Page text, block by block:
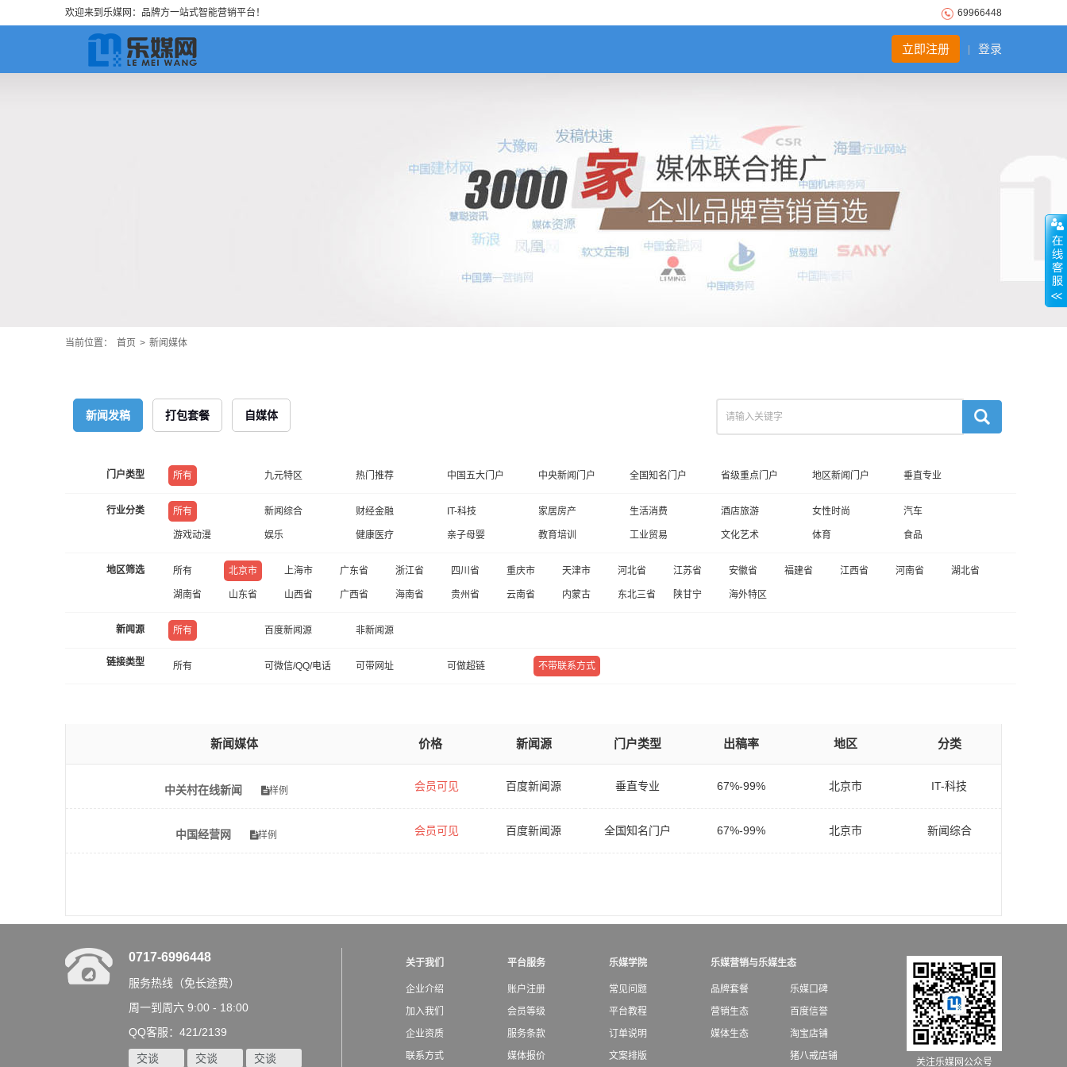
欢迎来到乐媒网：品牌方一站式智能营销平台！ 69966448
登录
立即注册
当前位置： 首页 > 新闻媒体
新闻发稿 打包套餐 自媒体
门户类型 所有 九元特区 热门推荐 中国五大门户 中央新闻门户 全国知名门户 省级重点门户 地区新闻门户 垂直专业
行业分类 所有 新闻综合 财经金融 IT-科技 家居房产 生活消费 酒店旅游 女性时尚 汽车
游戏动漫 娱乐 健康医疗 亲子母婴 教育培训 工业贸易 文化艺术 体育 食品
地区筛选 所有 北京市 上海市 广东省 浙江省 四川省 重庆市 天津市 河北省 江苏省 安徽省 福建省 江西省 河南省 湖北省
湖南省 山东省 山西省 广西省 海南省 贵州省 云南省 内蒙古 东北三省 陕甘宁 海外特区
新闻源 所有 百度新闻源 非新闻源
链接类型 所有 可微信/QQ/电话 可带网址 可做超链 不带联系方式
新闻媒体 价格 新闻源 门户类型 出稿率 地区 分类
中关村在线新闻 样例 会员可见 百度新闻源 垂直专业 67%-99% 北京市 IT-科技
中国经营网 样例 会员可见 百度新闻源 全国知名门户 67%-99% 北京市 新闻综合
0717-6996448
服务热线（免长途费）
周一到周六 9:00 - 18:00
QQ客服：421/2139
交谈 交谈 交谈
关于我们
企业介绍
加入我们
企业资质
联系方式
平台服务
账户注册
会员等级
服务条款
媒体报价
乐媒学院
常见问题
平台教程
订单说明
文案排版
乐媒营销与乐媒生态
品牌套餐
乐媒口碑
营销生态
百度信誉
媒体生态
淘宝店铺
猪八戒店铺
关注乐媒网公众号